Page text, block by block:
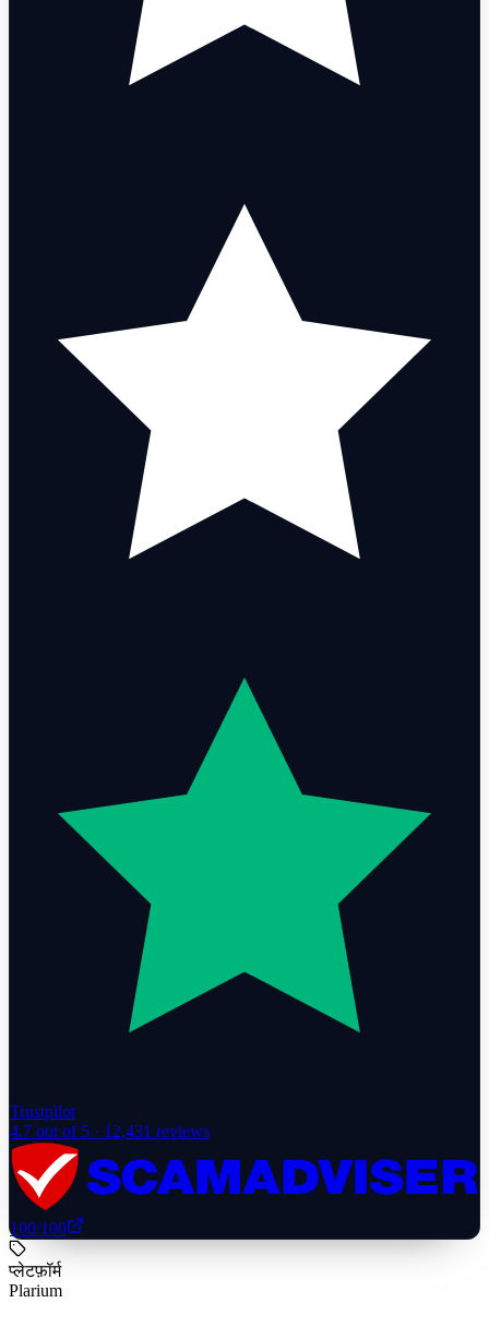
Trustpilot
4.7 out of 5 · 12,431 reviews
100/100
प्लेटफ़ॉर्म
Plarium